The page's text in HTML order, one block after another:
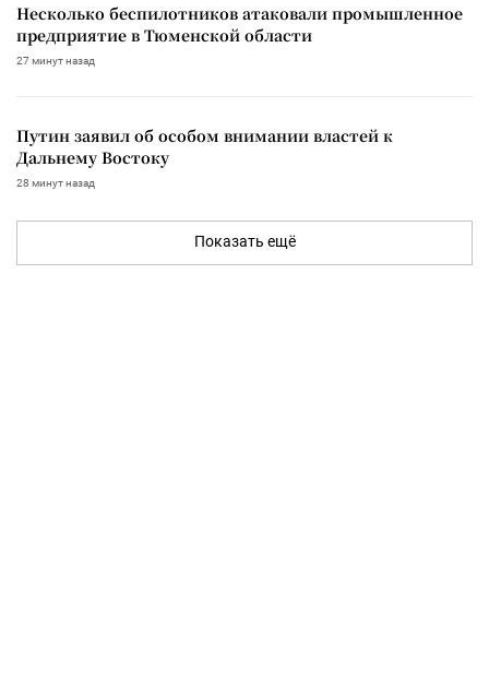
Несколько беспилотников атаковали промышленное
предприятие в Тюменской области
27 минут назад
Путин заявил об особом внимании властей к
Дальнему Востоку
28 минут назад
Показать ещё